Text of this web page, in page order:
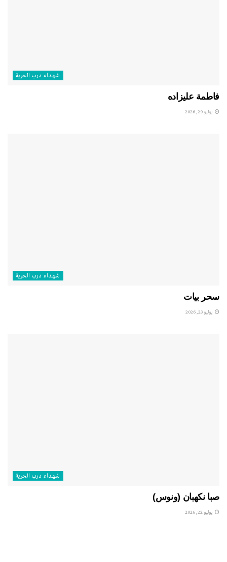
شهداء درب الحرية
فاطمة عليزاده
يوليو 29, 2026
شهداء درب الحرية
سحر بيات
يوليو 23, 2026
شهداء درب الحرية
صبا نكهبان (ونوس)
يوليو 22, 2026